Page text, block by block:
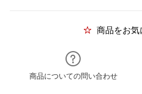
商品をお気
商品についての問い合わせ